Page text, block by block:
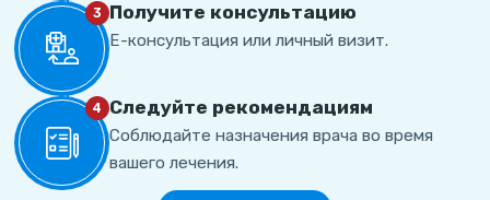
3 Получите консультацию
Е-консультация или личный визит.
4 Cледуйте рекомендациям
Соблюдайте назначения врача во время
вашего лечения.